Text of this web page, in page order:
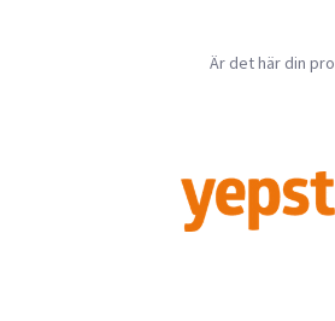
Är det här din